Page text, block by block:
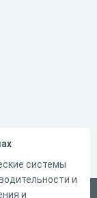
системы
и
и